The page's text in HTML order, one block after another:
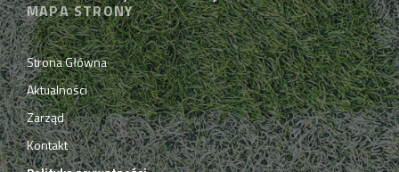
MAPA STRONY
Strona Główna
Aktualności
Zarząd
Kontakt